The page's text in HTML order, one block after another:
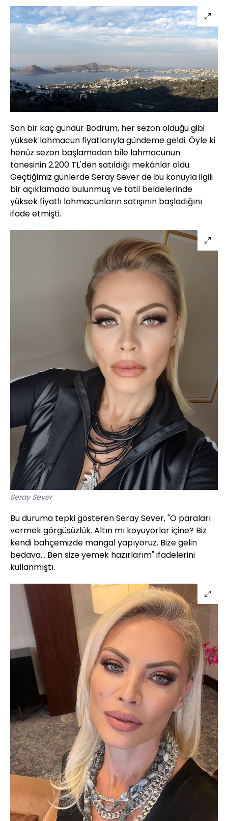
Son bir kaç gündür Bodrum, her sezon olduğu gibi
yüksek lahmacun fiyatlarıyla gündeme geldi. Öyle ki
henüz sezon başlamadan bile lahmacunun
tanesinin 2.200 TL'den satıldığı mekânlar oldu.
Geçtiğimiz günlerde Seray Sever de bu konuyla ilgili
bir açıklamada bulunmuş ve tatil beldelerinde
yüksek fiyatlı lahmacunların satışının başladığını
ifade etmişti.
Seray Sever
Bu duruma tepki gösteren Seray Sever, "O paraları
vermek görgüsüzlük. Altın mı koyuyorlar içine? Biz
kendi bahçemizde mangal yapıyoruz. Bize gelin
bedava... Ben size yemek hazırlarım" ifadelerini
kullanmıştı.